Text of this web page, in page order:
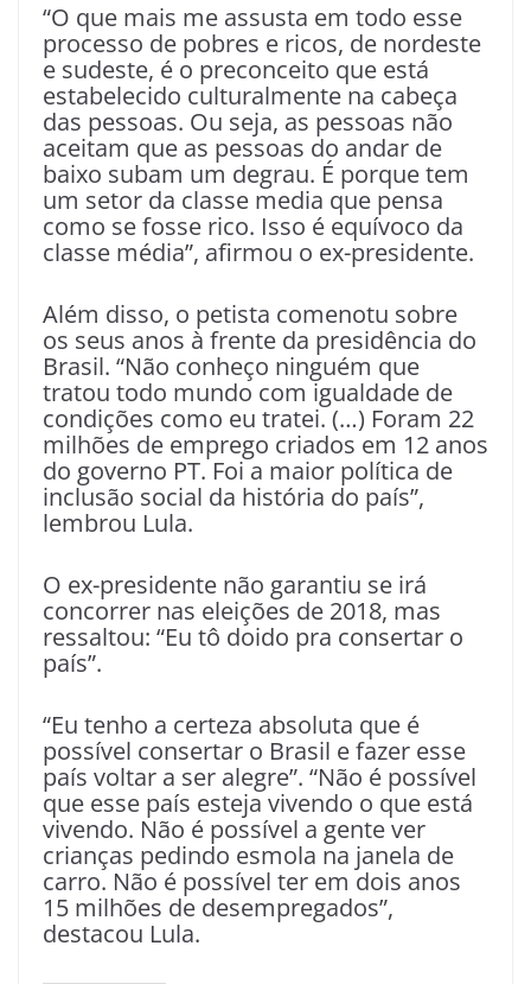
“O que mais me assusta em todo esse
processo de pobres e ricos, de nordeste
e sudeste, é o preconceito que está
estabelecido culturalmente na cabeça
das pessoas. Ou seja, as pessoas não
aceitam que as pessoas do andar de
baixo subam um degrau. É porque tem
um setor da classe media que pensa
como se fosse rico. Isso é equívoco da
classe média”, afirmou o ex-presidente.
Além disso, o petista comenotu sobre
os seus anos à frente da presidência do
Brasil. “Não conheço ninguém que
tratou todo mundo com igualdade de
condições como eu tratei. (…) Foram 22
milhões de emprego criados em 12 anos
do governo PT. Foi a maior política de
inclusão social da história do país”,
lembrou Lula.
O ex-presidente não garantiu se irá
concorrer nas eleições de 2018, mas
ressaltou: “Eu tô doido pra consertar o
país”.
“Eu tenho a certeza absoluta que é
possível consertar o Brasil e fazer esse
país voltar a ser alegre”. “Não é possível
que esse país esteja vivendo o que está
vivendo. Não é possível a gente ver
crianças pedindo esmola na janela de
carro. Não é possível ter em dois anos
15 milhões de desempregados”,
destacou Lula.